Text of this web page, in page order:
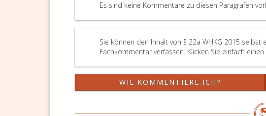
Es sind keine Kommentare zu diesen Paragrafen
Sie können den Inhalt von § 22a WHKG 2015
Fachkommentar verfassen. Klicken Sie einfach
WIE KOMMENTIERE ICH?